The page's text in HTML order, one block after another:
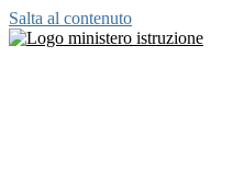
Salta al contenuto